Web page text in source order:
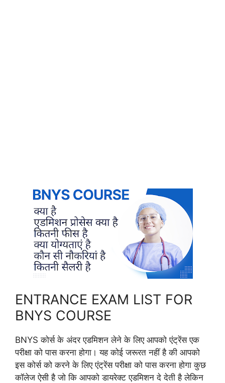
ENTRANCE EXAM LIST FOR
BNYS COURSE
BNYS कोर्स के अंदर एडमिशन लेने के लिए आपको एंट्रेंस एक
परीक्षा को पास करना होगा। यह कोई जरूरत नहीं है की आपको
इस कोर्स को करने के लिए एंट्रेंस परीक्षा को पास करना होगा कुछ
कॉलेज ऐसी है जो कि आपको डायरेक्ट एडमिशन दे देती है लेकिन